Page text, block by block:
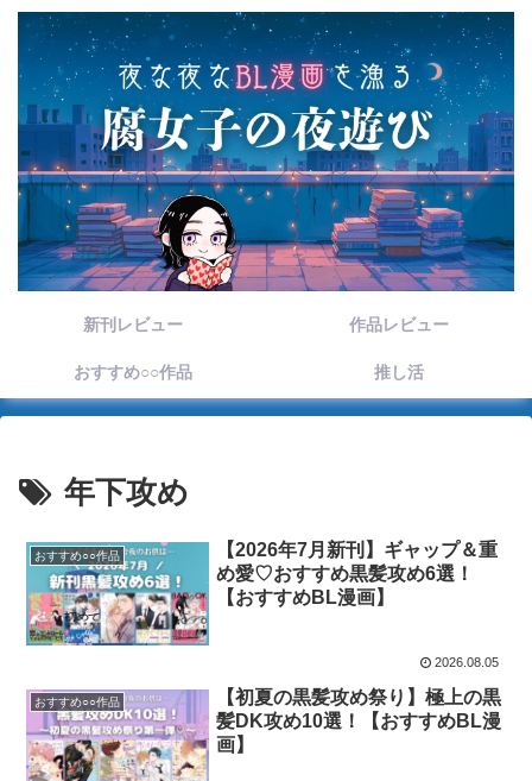
新刊レビュー 作品レビュー
おすすめ○○作品 推し活
年下攻め
おすすめ○○作品
【2026年7月新刊】ギャップ＆重
め愛♡おすすめ黒髪攻め6選！
【おすすめBL漫画】
2026.08.05
おすすめ○○作品
【初夏の黒髪攻め祭り】極上の黒
髪DK攻め10選！【おすすめBL漫
画】